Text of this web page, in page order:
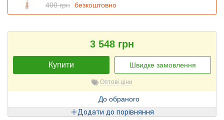
400 грн безкоштовно
3 548 грн
Купити Швидке замовлення
Оптові ціни
До обраного
Додати до порівняння